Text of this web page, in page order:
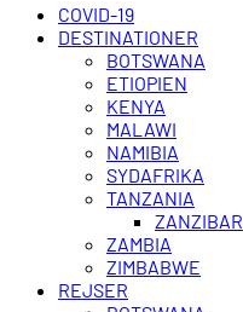
COVID-19
DESTINATIONER
BOTSWANA
ETIOPIEN
KENYA
MALAWI
NAMIBIA
SYDAFRIKA
TANZANIA
ZANZIBAR
ZAMBIA
ZIMBABWE
REJSER